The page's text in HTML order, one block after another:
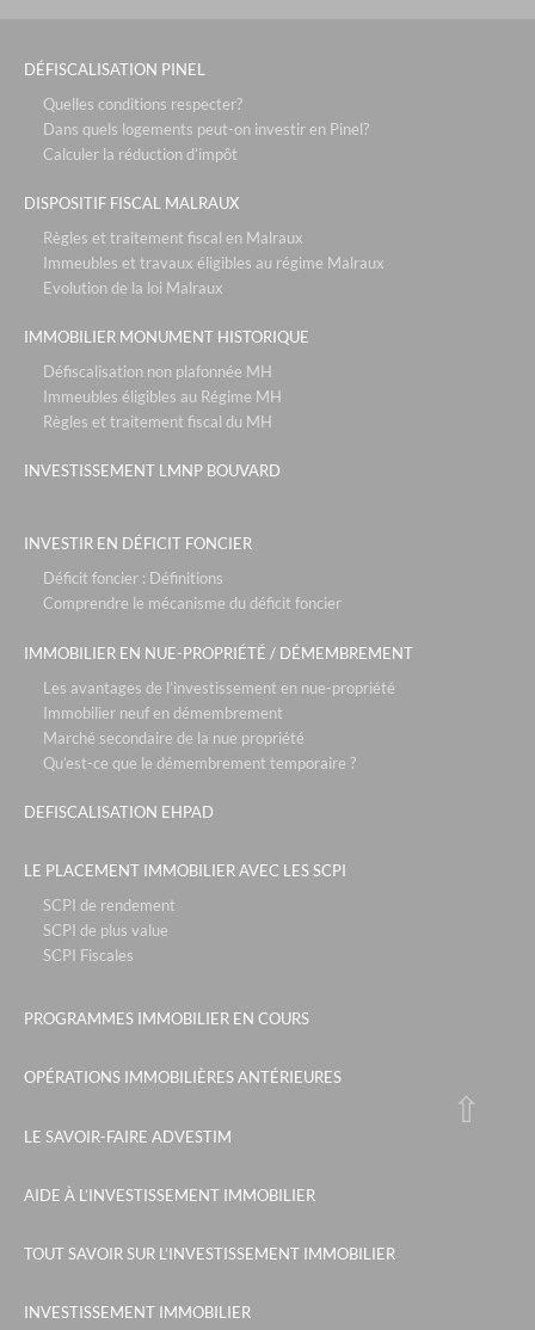
DÉFISCALISATION PINEL
Quelles conditions respecter?
Dans quels logements peut-on investir en Pinel?
Calculer la réduction d’impôt
DISPOSITIF FISCAL MALRAUX
Règles et traitement fiscal en Malraux
Immeubles et travaux éligibles au régime Malraux
Evolution de la loi Malraux
IMMOBILIER MONUMENT HISTORIQUE
Défiscalisation non plafonnée MH
Immeubles éligibles au Régime MH
Règles et traitement fiscal du MH
INVESTISSEMENT LMNP BOUVARD
INVESTIR EN DÉFICIT FONCIER
Déficit foncier : Définitions
Comprendre le mécanisme du déficit foncier
IMMOBILIER EN NUE-PROPRIÉTÉ / DÉMEMBREMENT
Les avantages de l’investissement en nue-propriété
Immobilier neuf en démembrement
Marché secondaire de la nue propriété
Qu’est-ce que le démembrement temporaire ?
DEFISCALISATION EHPAD
LE PLACEMENT IMMOBILIER AVEC LES SCPI
SCPI de rendement
SCPI de plus value
SCPI Fiscales
PROGRAMMES IMMOBILIER EN COURS
OPÉRATIONS IMMOBILIÈRES ANTÉRIEURES
LE SAVOIR-FAIRE ADVESTIM
AIDE À L’INVESTISSEMENT IMMOBILIER
TOUT SAVOIR SUR L’INVESTISSEMENT IMMOBILIER
INVESTISSEMENT IMMOBILIER